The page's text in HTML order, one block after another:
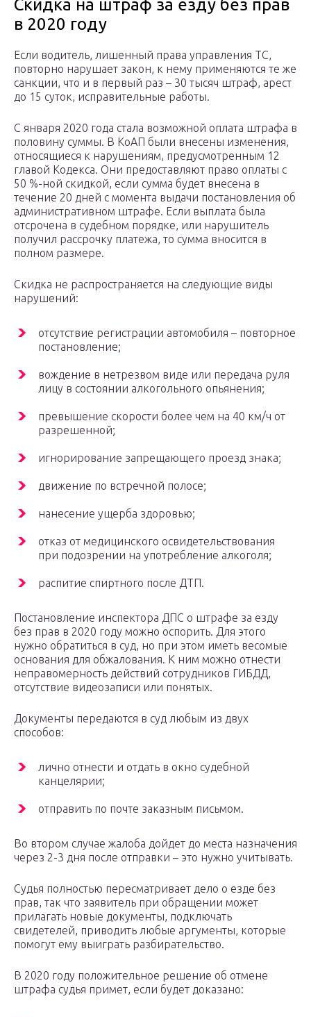
Скидка на штраф за езду без прав
в 2020 году
Если водитель, лишенный права управления ТС,
повторно нарушает закон, к нему применяются те же
санкции, что и в первый раз – 30 тысяч штраф, арест
до 15 суток, исправительные работы.
С января 2020 года стала возможной оплата штрафа в
половину суммы. В КоАП были внесены изменения,
относящиеся к нарушениям, предусмотренным 12
главой Кодекса. Они предоставляют право оплаты с
50 %-ной скидкой, если сумма будет внесена в
течение 20 дней с момента выдачи постановления об
административном штрафе. Если выплата была
отсрочена в судебном порядке, или нарушитель
получил рассрочку платежа, то сумма вносится в
полном размере.
Скидка не распространяется на следующие виды
нарушений:
отсутствие регистрации автомобиля – повторное
постановление;
вождение в нетрезвом виде или передача руля
лицу в состоянии алкогольного опьянения;
превышение скорости более чем на 40 км/ч от
разрешенной;
игнорирование запрещающего проезд знака;
движение по встречной полосе;
нанесение ущерба здоровью;
отказ от медицинского освидетельствования
при подозрении на употребление алкоголя;
распитие спиртного после ДТП.
Постановление инспектора ДПС о штрафе за езду
без прав в 2020 году можно оспорить. Для этого
нужно обратиться в суд, но при этом иметь весомые
основания для обжалования. К ним можно отнести
неправомерность действий сотрудников ГИБДД,
отсутствие видеозаписи или понятых.
Документы передаются в суд любым из двух
способов:
лично отнести и отдать в окно судебной
канцелярии;
отправить по почте заказным письмом.
Во втором случае жалоба дойдет до места назначения
через 2-3 дня после отправки – это нужно учитывать.
Судья полностью пересматривает дело о езде без
прав, так что заявитель при обращении может
прилагать новые документы, подключать
свидетелей, приводить любые аргументы, которые
помогут ему выиграть разбирательство.
В 2020 году положительное решение об отмене
штрафа судья примет, если будет доказано: